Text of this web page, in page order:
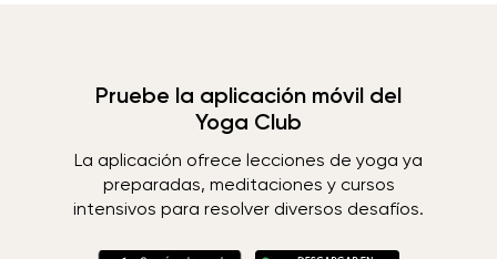
Pruebe la aplicación móvil del
Yoga Club
La aplicación ofrece lecciones de yoga ya
preparadas, meditaciones y cursos
intensivos para resolver diversos desafíos.